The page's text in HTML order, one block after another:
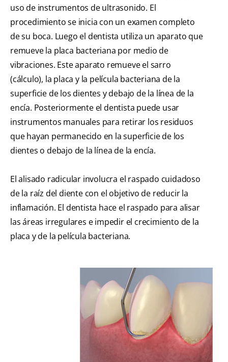
uso de instrumentos de ultrasonido. El
procedimiento se inicia con un examen completo
de su boca. Luego el dentista utiliza un aparato que
remueve la placa bacteriana por medio de
vibraciones. Este aparato remueve el sarro
(cálculo), la placa y la película bacteriana de la
superficie de los dientes y debajo de la línea de la
encía. Posteriormente el dentista puede usar
instrumentos manuales para retirar los residuos
que hayan permanecido en la superficie de los
dientes o debajo de la línea de la encía.
El alisado radicular involucra el raspado cuidadoso
de la raíz del diente con el objetivo de reducir la
inflamación. El dentista hace el raspado para alisar
las áreas irregulares e impedir el crecimiento de la
placa y de la película bacteriana.